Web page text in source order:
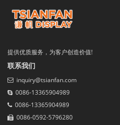
提供优质服务，为客户创造价值!
联系我们
inquiry@tsianfan.com
0086-13365904989
0086-13365904989
0086-0592-5796280